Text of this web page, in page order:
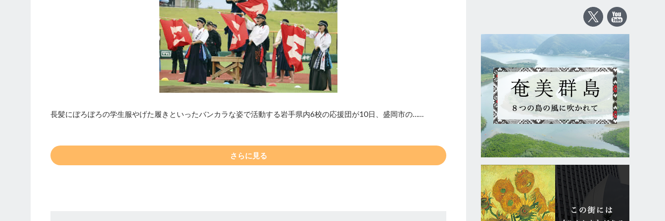
長髪にぼろぼろの学生服やげた履きといったバンカラな姿で活動する岩手県内6校の応援団が10日、盛岡市の……
さらに見る